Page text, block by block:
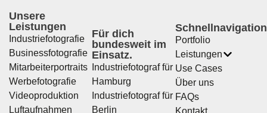
Unsere
Leistungen
Industriefotografie
Businessfotografie
Mitarbeiterportraits
Werbefotografie
Videoproduktion
Luftaufnahmen
Für dich
bundesweit im
Einsatz.
Industriefotograf für
Hamburg
Industriefotograf für
Berlin
Schnellnavigation
Portfolio
Leistungen
Use Cases
Über uns
FAQs
Kontakt